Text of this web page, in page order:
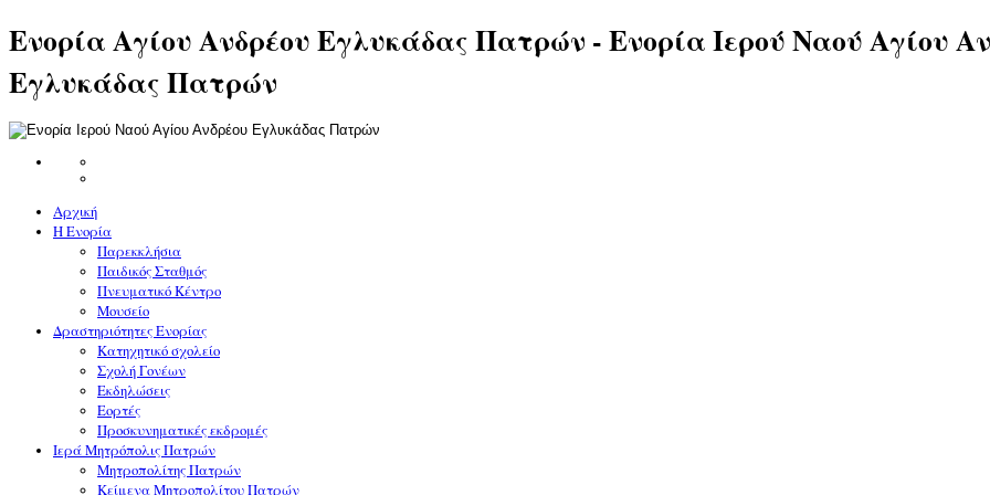
Ενορία Αγίου Ανδρέου Εγλυκάδας Πατρών - Ενορία Ιερού Ναού Αγίου
Εγλυκάδας Πατρών
Αρχική
Η Ενορία
Παρεκκλήσια
Παιδικός Σταθμός
Πνευματικό Κέντρο
Μουσείο
Δραστηριότητες Ενορίας
Κατηχητικό σχολείο
Σχολή Γονέων
Εκδηλώσεις
Εορτές
Προσκυνηματικές εκδρομές
Ιερά Μητρόπολις Πατρών
Μητροπολίτης Πατρών
Κείμενα Μητροπολίτου Πατρών